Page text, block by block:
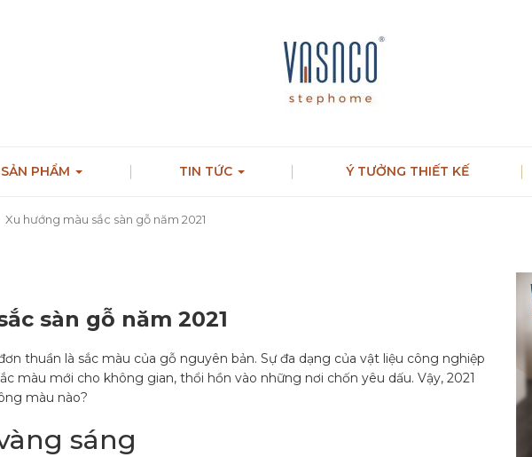
SẢN PHẨM TIN TỨC Ý TƯỞNG THIẾT KẾ
Xu hướng màu sắc sàn gỗ năm 2021
sàn gỗ năm 2021
thuần là sắc màu của gỗ nguyên bản. Sự đa dạng của vật liệu công nghiệp
màu mới cho không gian, thổi hồn vào những nơi chốn yêu dấu. Vậy, 2021
màu nào?
sáng